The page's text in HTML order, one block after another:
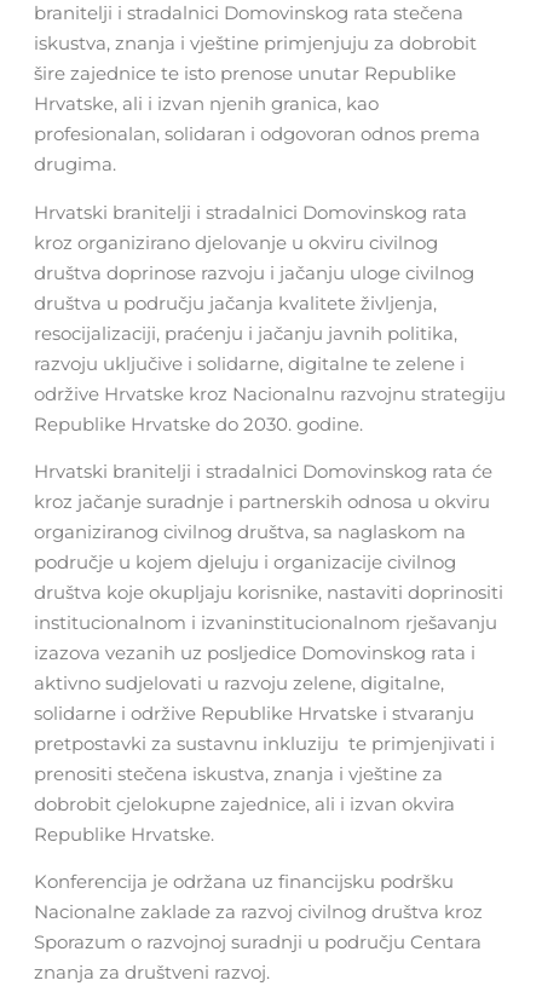
branitelji i stradalnici Domovinskog rata stečena
iskustva, znanja i vještine primjenjuju za dobrobit
šire zajednice te isto prenose unutar Republike
Hrvatske, ali i izvan njenih granica, kao
profesionalan, solidaran i odgovoran odnos prema
drugima.
Hrvatski branitelji i stradalnici Domovinskog rata
kroz organizirano djelovanje u okviru civilnog
društva doprinose razvoju i jačanju uloge civilnog
društva u području jačanja kvalitete življenja,
resocijalizaciji, praćenju i jačanju javnih politika,
razvoju uključive i solidarne, digitalne te zelene i
održive Hrvatske kroz Nacionalnu razvojnu strategiju
Republike Hrvatske do 2030. godine.
Hrvatski branitelji i stradalnici Domovinskog rata će
kroz jačanje suradnje i partnerskih odnosa u okviru
organiziranog civilnog društva, sa naglaskom na
područje u kojem djeluju i organizacije civilnog
društva koje okupljaju korisnike, nastaviti doprinositi
institucionalnom i izvaninstitucionalnom rješavanju
izazova vezanih uz posljedice Domovinskog rata i
aktivno sudjelovati u razvoju zelene, digitalne,
solidarne i održive Republike Hrvatske i stvaranju
pretpostavki za sustavnu inkluziju te primjenjivati i
prenositi stečena iskustva, znanja i vještine za
dobrobit cjelokupne zajednice, ali i izvan okvira
Republike Hrvatske.
Konferencija je održana uz financijsku podršku
Nacionalne zaklade za razvoj civilnog društva kroz
Sporazum o razvojnoj suradnji u području Centara
znanja za društveni razvoj.